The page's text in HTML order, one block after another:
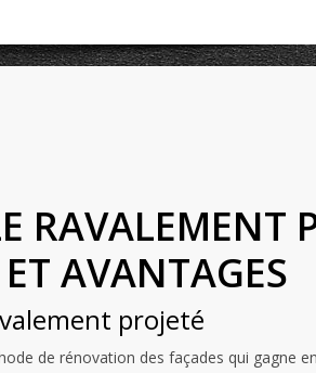
RAVALEMENT
AVANTAGES
projeté
de rénovation des façades qui gagne